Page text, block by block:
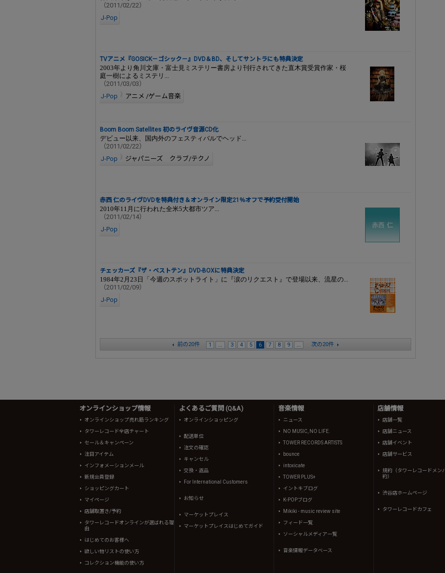
（2011/02/22）
J-Pop
TVアニメ『GOSICK－ゴシック－』DVD＆BD、そしてサントラにも特典決定
2003年より角川文庫・富士見ミステリー書房より刊行されてきた直木賞受賞作家・桜
庭一樹によるミステリ...
（2011/03/03）
J-Pop
アニメ /ゲーム音楽
Boom Boom Satellites 初のライヴ音源CD化
デビュー以来、国内外のフェスティバルでヘッド...
（2011/02/22）
J-Pop
ジャパニーズ クラブ/テクノ
赤西 仁のライヴDVDを特典付き＆オンライン限定21％オフで予約受付開始
2010年11月に行われた全米5大都市ツア...
（2011/02/14）
J-Pop
チェッカーズ『ザ・ベストテン』DVD-BOXに特典決定
1984年2月23日「今週のスポットライト」に『涙のリクエスト』で登場以来、流星の...
（2011/02/09）
J-Pop
前の20件 1 ... 3 4 5 6 7 8 9 ... 次の20件
オンラインショップ情報
オンラインショップ売れ筋ランキング
タワーレコード全店チャート
セール＆キャンペーン
注目アイテム
インフォメーションメール
新規会員登録
ショッピングカート
マイページ
店舗取置き/予約
タワーレコードオンラインが選ばれる理
由
はじめてのお客様へ
欲しい物リストの使い方
コレクション機能の使い方
よくあるご質問 (Q&A)
オンラインショッピング
配送単位
注文の確認
キャンセル
交換・返品
For International Customers
お知らせ
マーケットプレイス
マーケットプレイスはじめてガイド
音楽情報
ニュース
NO MUSIC, NO LIFE.
TOWER RECORDS ARTISTS
bounce
intoxicate
TOWER PLUS+
イントキブログ
K-POPブログ
Mikiki - music review site
フィード一覧
ソーシャルメディア一覧
音楽情報データベース
店舗情報
店舗一覧
店舗ニュース
店舗イベント
店舗サービス
規約（タワーレコードメン
約）
渋谷店ホームページ
タワーレコードカフェ